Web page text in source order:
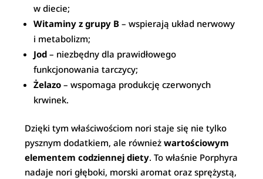
w diecie;
Witaminy z grupy B – wspierają układ nerwowy
i metabolizm;
Jod – niezbędny dla prawidłowego
funkcjonowania tarczycy;
Żelazo – wspomaga produkcję czerwonych
krwinek.
Dzięki tym właściwościom nori staje się nie tylko
pysznym dodatkiem, ale równieżwartościowym
elementem codziennej diety. To właśnie Porphyra
nadaje nori głęboki, morski aromat oraz sprężystą,